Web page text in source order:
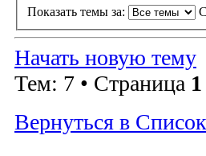
Показать темы за:
Начать новую тему
Тем: 7 • Страница 1
Вернуться в